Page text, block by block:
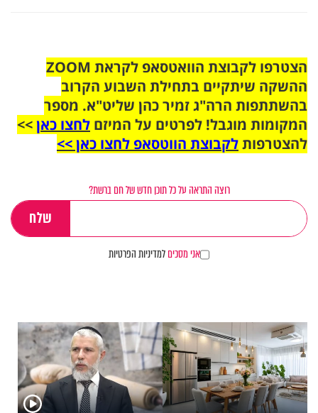
הצטרפו לקבוצת הוואטסאפ לקראת ZOOM
ההשקה שיתקיים בתחילת השבוע הקרוב
בהשתתפות הרה"ג זמיר כהן שליט"א. מספר
המקומות מוגבל! לפרטים על המיזם לחצו כאן>>
להצטרפותלקבוצת הווטסאפ לחצו כאן >>
רוצה התראה על כל תוכן חדש של חם ברשת?
אני מסכיםלמדיניות הפרטיות